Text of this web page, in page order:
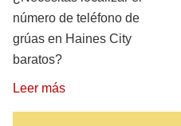
número de teléfono de
grúas en Haines City
baratos?
Leer más